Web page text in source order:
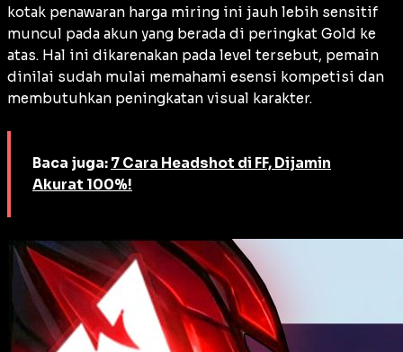
kotak penawaran harga miring ini jauh lebih sensitif
muncul pada akun yang berada di peringkat Gold ke
atas. Hal ini dikarenakan pada level tersebut, pemain
dinilai sudah mulai memahami esensi kompetisi dan
membutuhkan peningkatan visual karakter.
Baca juga: 7 Cara Headshot di FF, Dijamin
Akurat 100%!